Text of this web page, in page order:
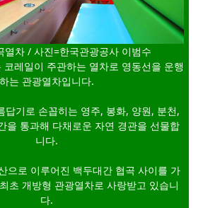
열차 / 사진=한국관광공사 이범수
레일이 주관하는 열차로 영동선을 운행
하는 관광열차입니다.
답기로 손꼽히는 영주, 봉화, 양원, 분천,
을 통과해 다채로운 자연 경관을 선물합
니다.
으로 이루어진 백두대간 협곡 사이를 가
초 개방형 관광열차로 사랑받고 있습니
다.